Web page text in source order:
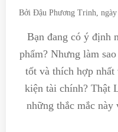
BởiĐậu Phương Trinh ,
Bạn đang có ý định
phẩm? Nhưng làm
tốt và thích hợp nhất
kiện tài chính? Thật
những thắc mắc này